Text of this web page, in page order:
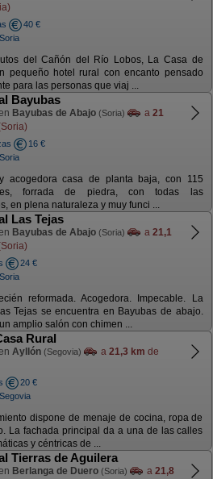
40 €
del Cañón del Río Lobos, La Casa de
pequeño hotel rural con encanto pensado
para las personas que viaj ...
Bayubas
Bayubas de Abajo (Soria) a 21
16 €
acogedora casa de planta baja, con 115
forrada de piedra, con todas las
en plena naturaleza y muy funci ...
Las Tejas
Bayubas de Abajo (Soria) a 21,1
24 €
reformada. Acogedora. Impecable. La
Tejas se encuentra en Bayubas de abajo.
amplio salón con chimen ...
Rural
Ayllón (Segovia) a 21,3 km de
20 €
dispone de menaje de cocina, ropa de
La fachada principal da a una de las calles
y céntricas de ...
Tierras de Aguilera
Berlanga de Duero (Soria) a 21,8